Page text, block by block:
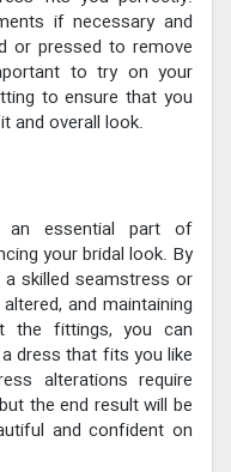
if necessary and
or pressed to remove
to try on your
to ensure that you
and overall look.
an essential part of
your bridal look. By
skilled seamstress or
and maintaining
the fittings, you can
dress that fits you like
alterations require
the end result will be
and confident on